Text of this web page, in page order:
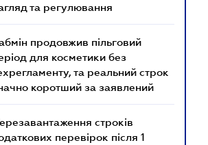
та регулювання
продовжив пільговий
для косметики без
та реальний строк
коротший за заявлений
строків
перевірок після 1